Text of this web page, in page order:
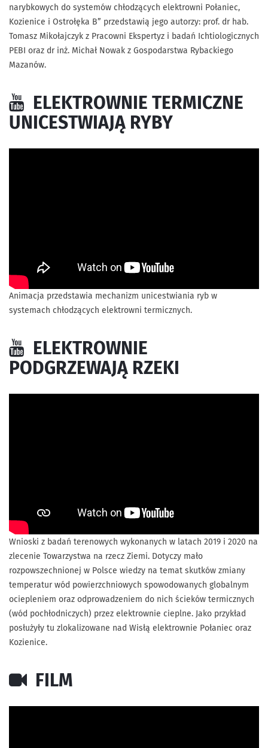
narybkowych do systemów chłodzących elektrowni Połaniec,
Kozienice i Ostrołęka B” przedstawią jego autorzy: prof. dr hab.
Tomasz Mikołajczyk z Pracowni Ekspertyz i badań Ichtiologicznych
PEBI oraz dr inż. Michał Nowak z Gospodarstwa Rybackiego
Mazanów.
ELEKTROWNIE TERMICZNE
UNICESTWIAJĄ RYBY
Animacja przedstawia mechanizm unicestwiania ryb w
systemach chłodzących elektrowni termicznych.
ELEKTROWNIE
PODGRZEWAJĄ RZEKI
Wnioski z badań terenowych wykonanych w latach 2019 i 2020 na
zlecenie Towarzystwa na rzecz Ziemi. Dotyczy mało
rozpowszechnionej w Polsce wiedzy na temat skutków zmiany
temperatur wód powierzchniowych spowodowanych globalnym
ociepleniem oraz odprowadzeniem do nich ścieków termicznych
(wód pochłodniczych) przez elektrownie cieplne. Jako przykład
posłużyły tu zlokalizowane nad Wisłą elektrownie Połaniec oraz
Kozienice.
FILM